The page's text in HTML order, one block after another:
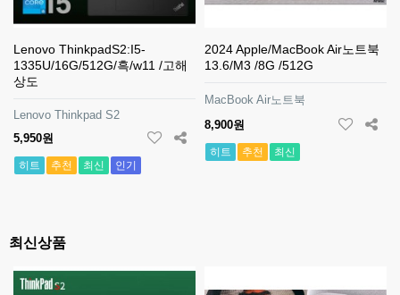
Lenovo ThinkpadS2:I5-
1335U/16G/512G/흑/w11 /고해
상도
Lenovo Thinkpad S2
5,950원
히트 추천 최신 인기
2024 Apple/MacBook Air노트북
13.6/M3 /8G /512G
MacBook Air노트북
8,900원
히트 추천 최신
최신상품